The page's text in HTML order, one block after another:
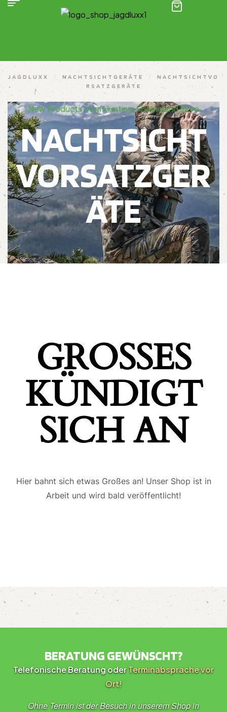
JAGDLUXX / NACHTSICHTGERÄTE /
NACHTSICHTVO
RSATZGERÄTE
New Products from Hunting, Fishing and More
NACHTSICHT
VORSATZGER
ÄTE
GROSSES K
ÜNDIGT S
ICH AN
Hier bahnt sich etwas Großes an! Unser Shop ist in
Arbeit und wird bald veröffentlicht!
BERATUNG GEWÜNSCHT?
Telefonische Beratung oderTerminabsprache vor
Ort!
Ohne Termin ist der Besuch in unserem Shop in